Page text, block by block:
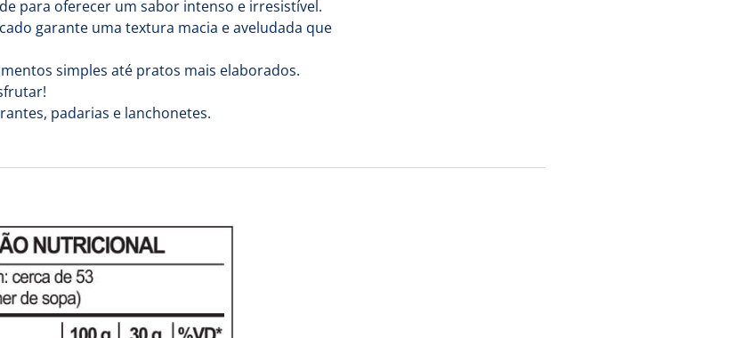
para oferecer um sabor intenso e irresistível.
garante uma textura macia e aveludada que
simples até pratos mais elaborados.
padarias e lanchonetes.